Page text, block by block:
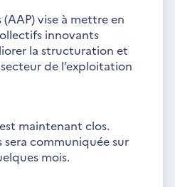
vise à mettre en
innovants
la structuration et
de l’exploitation
maintenant clos.
sera communiquée sur
mois.